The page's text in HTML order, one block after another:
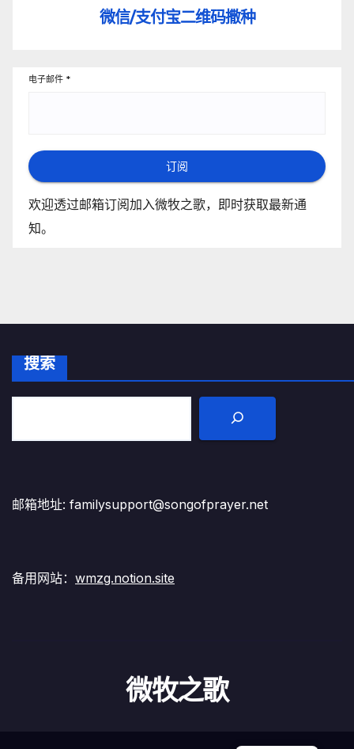
微信/支付宝二维码撒种
电子邮件 *
订阅
欢迎透过邮箱订阅加入微牧之歌，即时获取最新通
知。
搜索
邮箱地址: familysupport@songofprayer.net
备用网站： wmzg.notion.site
微牧之歌